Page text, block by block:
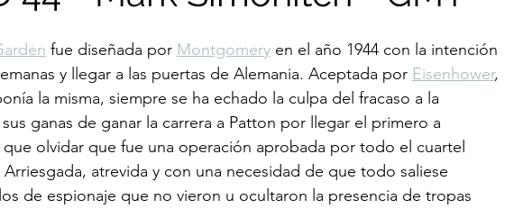
fue diseñada por Montgomery en el año 1944 con la intención
y llegar a las puertas de Alemania. Aceptada por Eisenhower,
la misma, siempre se ha echado la culpa del fracaso a la
ganas de ganar la carrera a Patton por llegar el primero a
que olvidar que fue una operación aprobada por todo el cuartel
Arriesgada, atrevida y con una necesidad de que todo saliese
de espionaje que no vieron u ocultaron la presencia de tropas